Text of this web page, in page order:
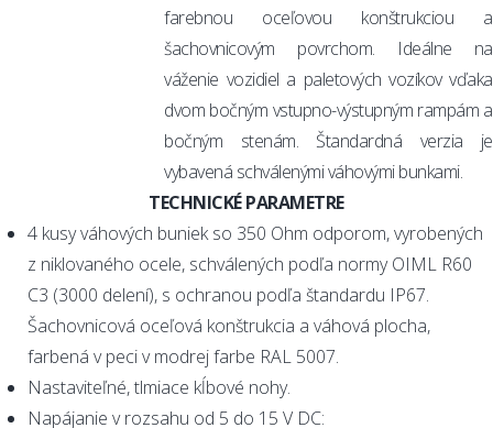
farebnou oceľovou konštrukciou a
šachovnicovým povrchom. Ideálne na
váženie vozidiel a paletových vozíkov vďaka
dvom bočným vstupno-výstupným rampám a
bočným stenám. Štandardná verzia je
vybavená schválenými váhovými bunkami.
TECHNICKÉ PARAMETRE
4 kusy váhových buniek so 350 Ohm odporom, vyrobených
z niklovaného ocele, schválených podľa normy OIML R60
C3 (3000 delení), s ochranou podľa štandardu IP67.
Šachovnicová oceľová konštrukcia a váhová plocha,
farbená v peci v modrej farbe RAL 5007.
Nastaviteľné, tlmiace kĺbové nohy.
Napájanie v rozsahu od 5 do 15 V DC: